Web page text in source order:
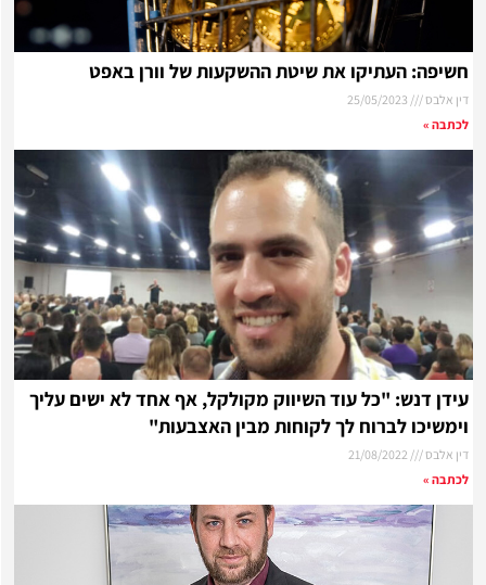
חשיפה: העתיקו את שיטת ההשקעות של וורן באפט
דין אלבס
לכתבה »
עידן דנש: "כל עוד השיווק מקולקל, אף אחד לא ישים עליך
וימשיכו לברוח לך לקוחות מבין האצבעות"
דין אלבס
לכתבה »